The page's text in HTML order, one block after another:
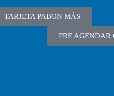
TARJETA PABON MÁS
PRE AGENDAR